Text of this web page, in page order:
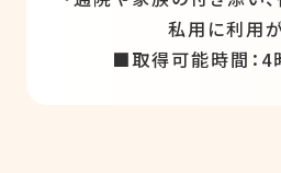
私用に利用
■取得可能時間：4